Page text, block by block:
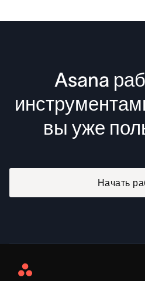
Asana
вы уже
Начать
Asana